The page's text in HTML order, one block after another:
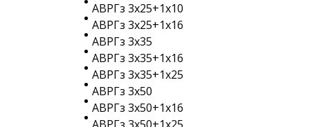
АВРГз 3х25+1х10
АВРГз 3х25+1х16
АВРГз 3х35
АВРГз 3х35+1х16
АВРГз 3х35+1х25
АВРГз 3х50
АВРГз 3х50+1х16